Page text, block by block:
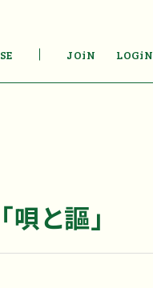
JOiN LOGiN
と謳」